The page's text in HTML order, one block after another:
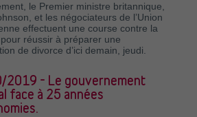
le Premier ministre britannique,
et les négociateurs de l’Union
effectuent une course contre la
réussir à préparer une
de divorce d’ici demain, jeudi.
2019 - Le gouvernement
face à 25 années